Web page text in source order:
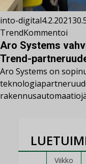
into-digital4.2.2021
TrendKommentoi
Aro Systems
Trend-
Aro Systems on
Viikko